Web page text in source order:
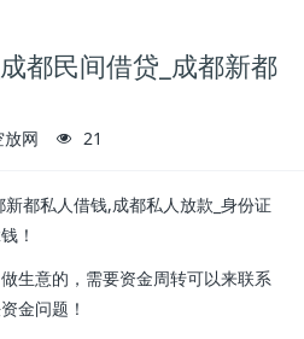
都民间借贷_成都新都
放网 21
都私人借钱,成都私人放款_身份证
！
生意的，需要资金周转可以来联系
金问题！